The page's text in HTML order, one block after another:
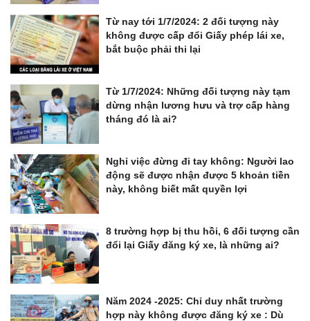
Từ nay tới 1/7/2024: 2 đối tượng này
không được cấp đổi Giấy phép lái xe,
bắt buộc phải thi lại
Từ 1/7/2024: Những đối tượng này tạm
dừng nhận lương hưu và trợ cấp hàng
tháng đó là ai?
Nghỉ việc đừng đi tay không: Người lao
động sẽ được nhận được 5 khoản tiền
này, không biết mất quyền lợi
8 trường hợp bị thu hồi, 6 đối tượng cần
đổi lại Giấy đăng ký xe, là những ai?
Năm 2024 -2025: Chỉ duy nhất trường
hợp này không được đăng ký xe : Dù